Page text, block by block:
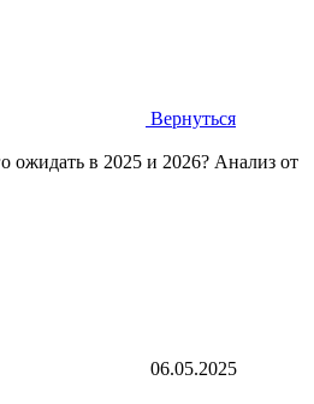
Вернуться
ожидать в 2025 и 2026? Анализ от
06.05.2025